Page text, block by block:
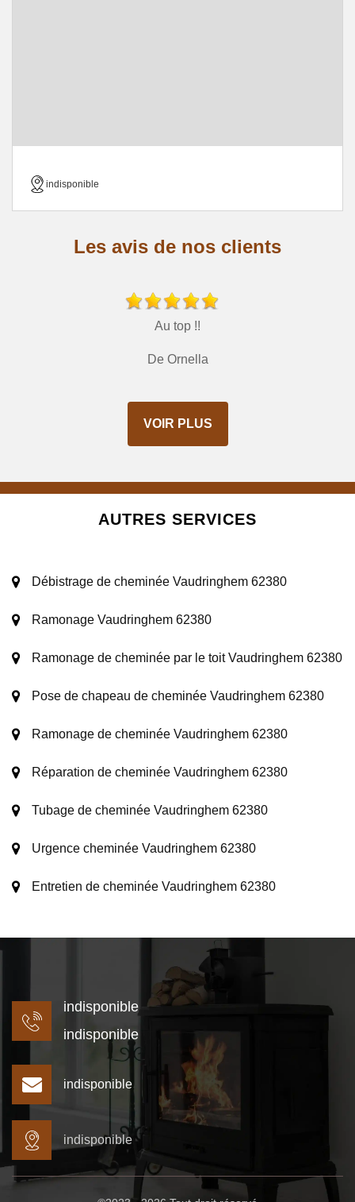
indisponible
Les avis de nos clients
Au top !!
De Ornella
VOIR PLUS
AUTRES SERVICES
Débistrage de cheminée Vaudringhem 62380
Ramonage Vaudringhem 62380
Ramonage de cheminée par le toit Vaudringhem 62380
Pose de chapeau de cheminée Vaudringhem 62380
Ramonage de cheminée Vaudringhem 62380
Réparation de cheminée Vaudringhem 62380
Tubage de cheminée Vaudringhem 62380
Urgence cheminée Vaudringhem 62380
Entretien de cheminée Vaudringhem 62380
indisponible
indisponible
indisponible
indisponible